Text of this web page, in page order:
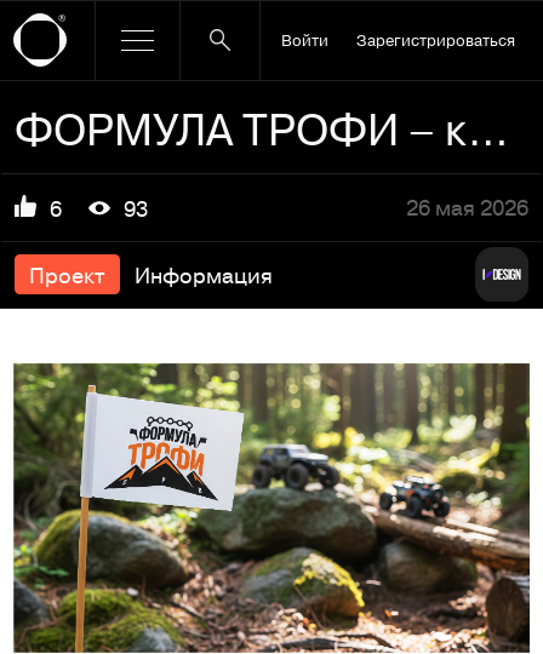
Войти Зарегистрироваться
ФОРМУЛА ТРОФИ – клуб фанатов радиоуправляемых моделей
6 93 26 мая 2026
Проект Информация